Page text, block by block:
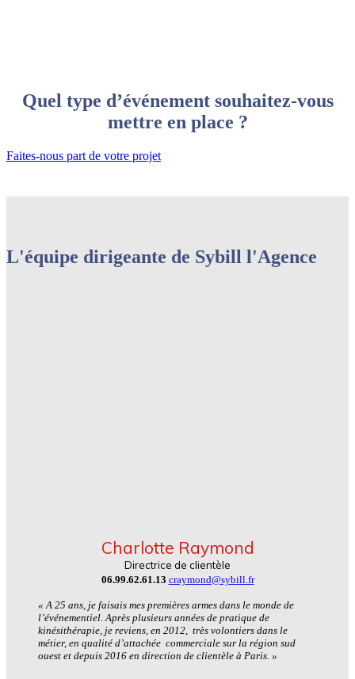
Quel type d’événement souhaitez-vous
mettre en place ?
Faites-nous part de votre projet
L'équipe dirigeante de Sybill l'Agence
Charlotte Raymond
Directrice de clientèle
06.99.62.61.13 craymond@sybill.fr
« A 25 ans, je faisais mes premières armes dans le monde de
l’événementiel. Après plusieurs années de pratique de
kinésithérapie, je reviens, en 2012, très volontiers dans le
métier, en qualité d’attachée commerciale sur la région sud
ouest et depuis 2016 en direction de clientèle à Paris. »